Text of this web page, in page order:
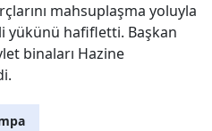
mahsuplaşma yoluyla
yükünü hafifletti. Başkan
binaları Hazine